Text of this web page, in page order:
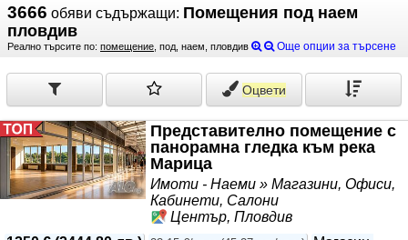
3666 обяви съдържащи: Помещения под наем
пловдив
Реално търсите по: помещение , под, наем, пловдив Още опции за търсене
Оцвети
Представително помещение с
панорамна гледка към река
Марица
Имоти - Наеми » Магазини, Офиси,
Кабинети, Салони
Център, Пловдив